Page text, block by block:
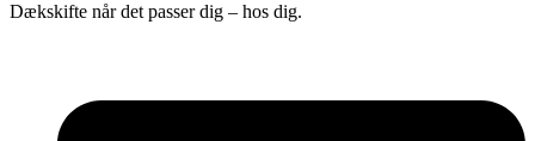
Dækskifte når det passer dig – hos dig.